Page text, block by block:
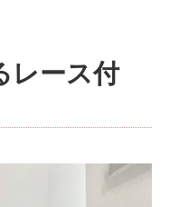
レース付